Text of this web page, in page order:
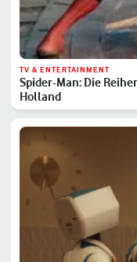
TV & ENTERTAINMENT
Spider-Man: Die
Holland